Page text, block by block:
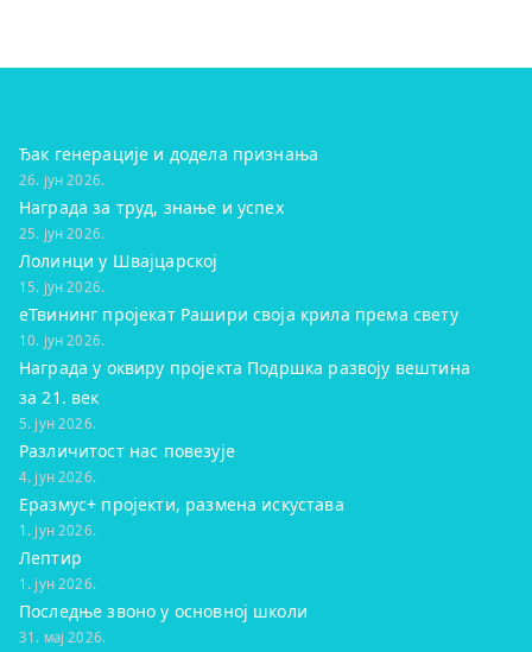
Ђак генерације и додела признања
26. јун 2026.
Награда за труд, знање и успех
25. јун 2026.
Лолинци у Швајцарској
15. јун 2026.
eТвининг пројекат Рашири своја крила према свету
10. јун 2026.
Награда у оквиру пројекта Подршка развоју вештина
за 21. век
5. јун 2026.
Различитост нас повезује
4. јун 2026.
Еразмус+ пројекти, размена искустава
1. јун 2026.
Лептир
1. јун 2026.
Последње звоно у основној школи
31. мај 2026.